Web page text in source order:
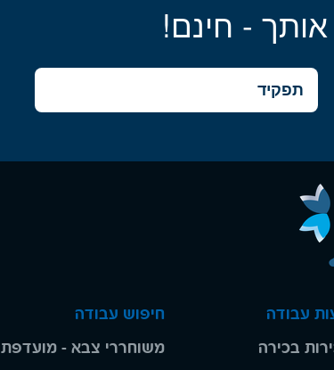
- חינם!
עבודה
בכירה
חיפוש עבודה
משוחררי צבא - מועדפת